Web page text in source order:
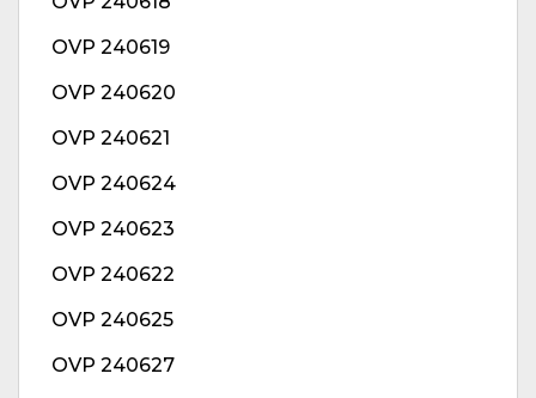
OVP 240619
OVP 240620
OVP 240621
OVP 240624
OVP 240623
OVP 240622
OVP 240625
OVP 240627